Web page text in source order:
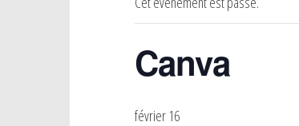
Canva
février 16